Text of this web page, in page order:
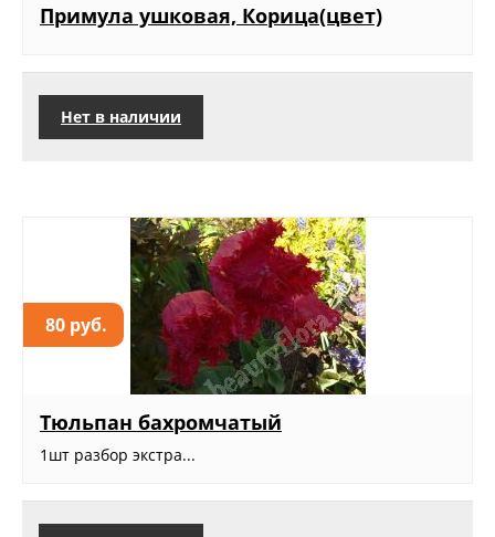
Примула ушковая, Корица(цвет)
Нет в наличии
80 руб.
Тюльпан бахромчатый
1шт разбор экстра...